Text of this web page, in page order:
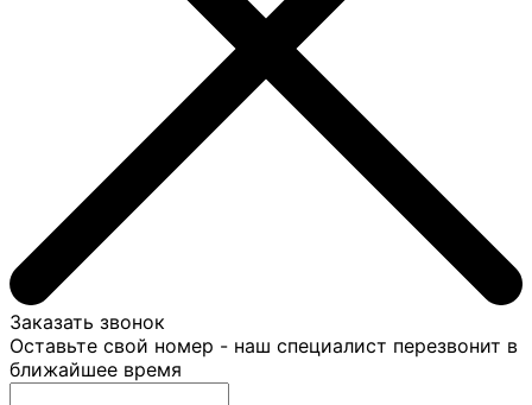
Заказать звонок
Оставьте свой номер - наш специалист перезвонит в
ближайшее время